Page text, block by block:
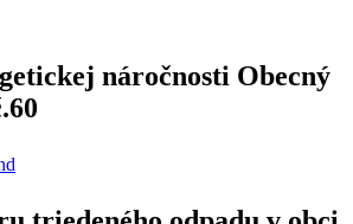
náročnosti Obecný